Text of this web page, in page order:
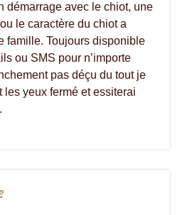
démarrage avec le chiot, une
le caractère du chiot a
famille. Toujours disponible
ou SMS pour n’importe
pas déçu du tout je
les yeux fermé et essiterai